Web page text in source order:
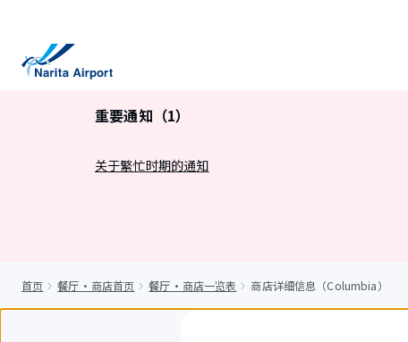
重要通知（1）
关于繁忙时期的通知
首页 餐厅・商店首页 餐厅・商店一览表 商店详细信息（Columbia）